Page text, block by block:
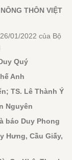
THÔN VIỆT
01/2022 của Bộ
Quý
Anh
TS. Lê Thành Ý
Nguyên
báo Duy Phong
Hưng, Cầu Giấy,